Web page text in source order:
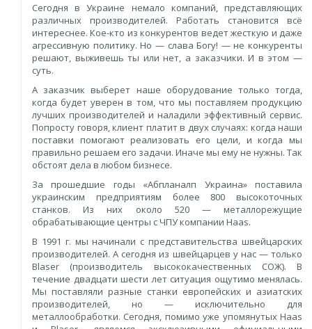
Сегодня в Украине немало компаний, представляющих
различных производителей. Работать становится всё
интереснее. Кое-кто из конкурентов ведет жесткую и даже
агрессивную политику. Но — слава Богу! — не конкуренты
решают, выживешь ты или нет, а заказчики. И в этом —
суть.
А заказчик выберет наше оборудование только тогда,
когда будет уверен в том, что мы поставляем продукцию
лучших производителей и наладили эффективный сервис.
Попросту говоря, клиент платит в двух случаях: когда наши
поставки помогают реа­лизовать его цели, и когда мы
правильно решаем его задачи. Иначе мы ему не нужны. Так
обстоят дела в любом бизнесе.
За прошедшие годы «Абпланалп Украина» поставила
украинским предприятиям более 800 высокоточных
станков. Из них около 520 — металлорежущие
обрабатывающие центры с ЧПУ компании Haas.
В 1991 г. мы начинали с представительства швейцарских
производителей. А сегодня из швейцарцев у нас — только
Blaser (производитель высококачественных СОЖ). В
течение двадцати шести лет ситуация ощутимо менялась.
Мы поставляли разные станки европейских и азиатских
производителей, но — исключительно для
металлообработки. Сегодня, помимо уже упомянутых Haas